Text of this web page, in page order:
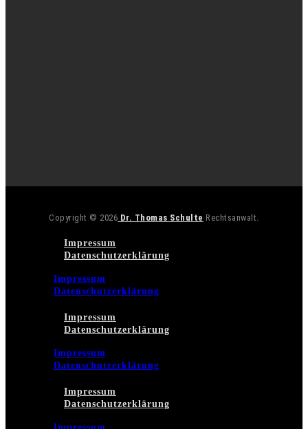
Copyright © 2026 Dr. Thomas Schulte Rechtsanwalt.
Impressum
Datenschutzerklärung
Impressum
Datenschutzerklärung
Impressum
Datenschutzerklärung
Impressum
Datenschutzerklärung
Impressum
Datenschutzerklärung